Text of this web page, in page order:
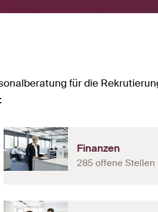
für die
Finanzen
285 offene Stellen